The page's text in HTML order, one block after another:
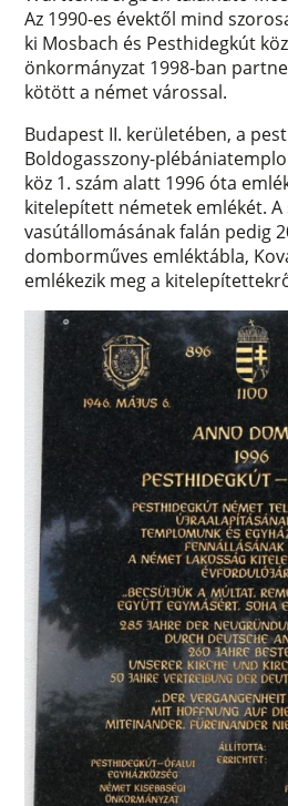
Az 1990-es évektől mind
ki Mosbach és Pesthidegkút
önkormányzat 1998-ban
kötött a német várossal.
Budapest II. kerületében, a
Boldogasszony-
köz 1. szám alatt 1996 óta
kitelepített németek emlékét. A
vasútállomásának falán pedig
domborműves emléktábla,
emlékezik meg a